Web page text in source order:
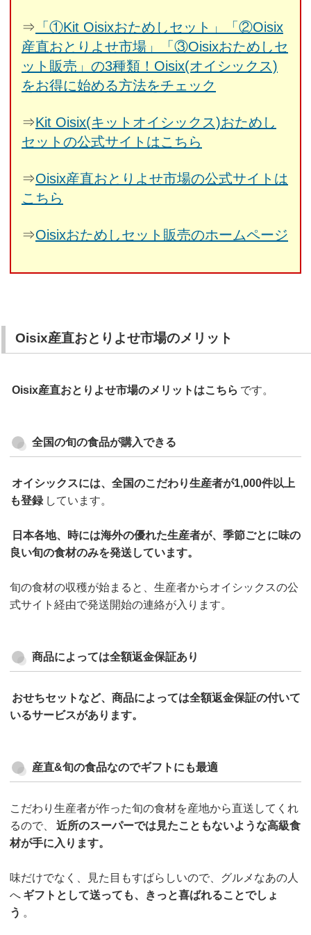
⇒ 「①Kit Oisixおためしセット」「②Oisix
産直おとりよせ市場」「③Oisixおためしセ
ット販売」の3種類！Oisix(オイシックス)
をお得に始める方法をチェック
⇒Kit Oisix(キットオイシックス)おためし
セットの公式サイトはこちら
⇒Oisix産直おとりよせ市場の公式サイトは
こちら
⇒Oisixおためしセット販売のホームページ
Oisix産直おとりよせ市場のメリット
Oisix産直おとりよせ市場のメリットはこちら です。
全国の旬の食品が購入できる
オイシックスには、全国のこだわり生産者が1,000件以上
も登録 しています。
日本各地、時には海外の優れた生産者が、季節ごとに味の
良い旬の食材のみを発送しています。
旬の食材の収穫が始まると、生産者からオイシックスの公
式サイト経由で発送開始の連絡が入ります。
商品によっては全額返金保証あり
おせちセットなど、商品によっては全額返金保証の付いて
いるサービスがあります。
産直&旬の食品なのでギフトにも最適
こだわり生産者が作った旬の食材を産地から直送してくれ
るので、
近所のスーパーでは見たこともないような高級食
材が手に入ります。
味だけでなく、見た目もすばらしいので、グルメなあの人
へ ギフトとして送っても、きっと喜ばれることでしょ
う 。